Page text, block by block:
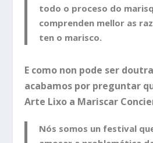
todo o proceso do
comprenden mellor as
ten o marisco.
E como non pode ser
acabamos por preguntar
Arte Lixo a Mariscar
Nós somos un festival